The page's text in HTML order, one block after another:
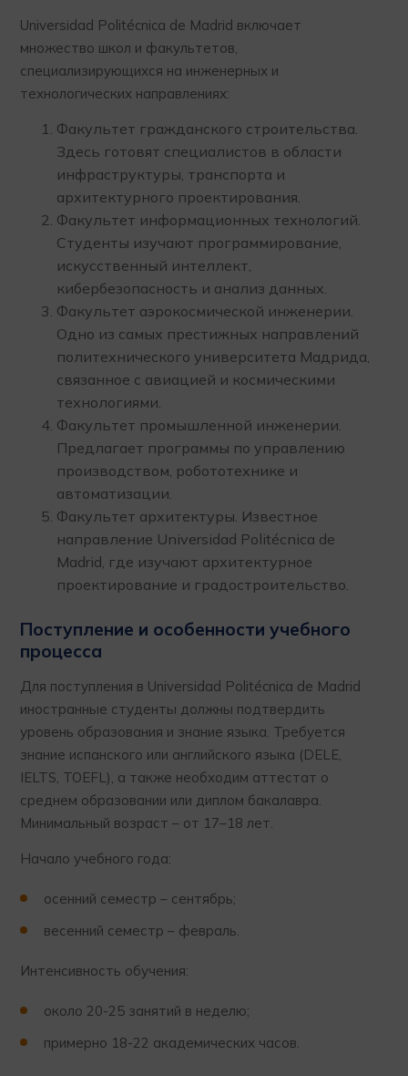
Universidad Politécnica de Madrid включает
множество школ и факультетов,
специализирующихся на инженерных и
технологических направлениях:
Факультет гражданского строительства.
Здесь готовят специалистов в области
инфраструктуры, транспорта и
архитектурного проектирования.
Факультет информационных технологий.
Студенты изучают программирование,
искусственный интеллект,
кибербезопасность и анализ данных.
Факультет аэрокосмической инженерии.
Одно из самых престижных направлений
политехнического университета Мадрида,
связанное с авиацией и космическими
технологиями.
Факультет промышленной инженерии.
Предлагает программы по управлению
производством, робототехнике и
автоматизации.
Факультет архитектуры. Известное
направление Universidad Politécnica de
Madrid, где изучают архитектурное
проектирование и градостроительство.
Поступление и особенности учебного
процесса
Для поступления в Universidad Politécnica de Madrid
иностранные студенты должны подтвердить
уровень образования и знание языка. Требуется
знание испанского или английского языка (DELE,
IELTS, TOEFL), а также необходим аттестат о
среднем образовании или диплом бакалавра.
Минимальный возраст – от 17–18 лет.
Начало учебного года:
осенний семестр – сентябрь;
весенний семестр – февраль.
Интенсивность обучения:
около 20-25 занятий в неделю;
примерно 18-22 академических часов.